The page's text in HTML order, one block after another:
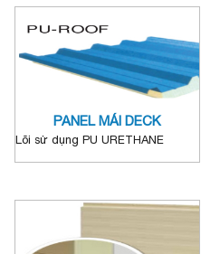
PANEL MÁI DECK
Lõi sử dụng PU URETHANE